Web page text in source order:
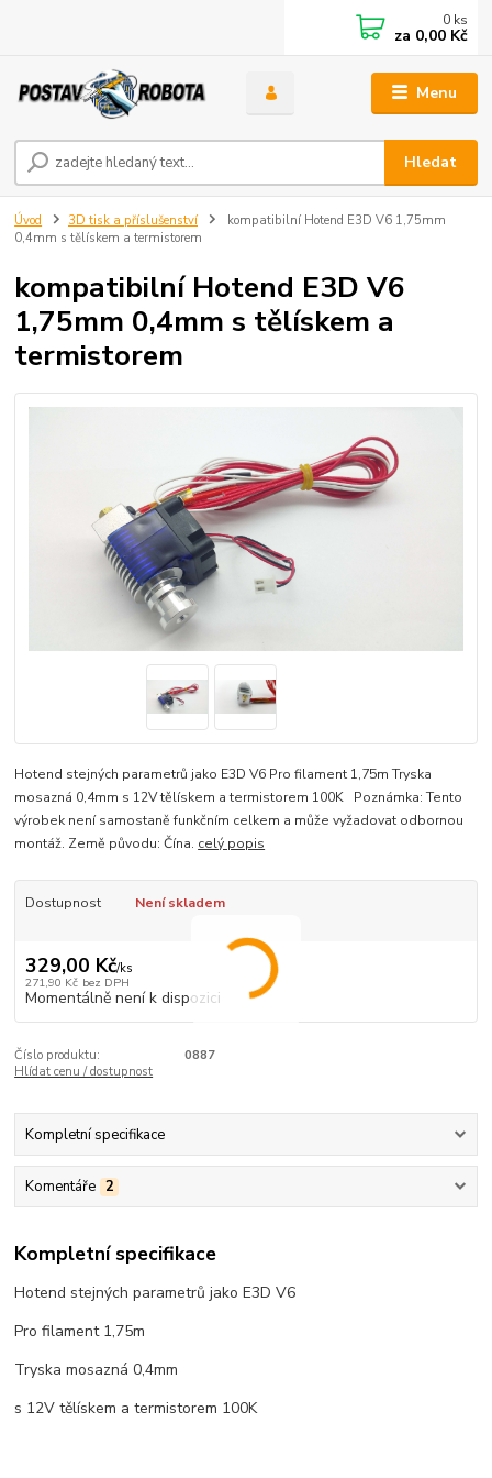
Menu
Hledat
0 ks
za 0,00 Kč
Úvod 3D tisk a příslušenství
kompatibilní Hotend E3D V6 1,75mm
0,4mm s tělískem a termistorem
kompatibilní Hotend E3D V6
1,75mm 0,4mm s tělískem a
termistorem
Hotend stejných parametrů jako E3D V6 Pro filament 1,75m Tryska
mosazná 0,4mm s 12V tělískem a termistorem 100K Poznámka: Tento
výrobek není samostaně funkčním celkem a může vyžadovat odbornou
montáž. Země původu: Čína. celý popis
Dostupnost Není skladem
329,00 Kč/ks
271,90 Kč bez DPH
Momentálně není k dispozici
Číslo produktu:
0887
Hlídat cenu / dostupnost
Kompletní specifikace
Komentáře 2
Kompletní specifikace
Hotend stejných parametrů jako E3D V6
Pro filament 1,75m
Tryska mosazná 0,4mm
s 12V tělískem a termistorem 100K